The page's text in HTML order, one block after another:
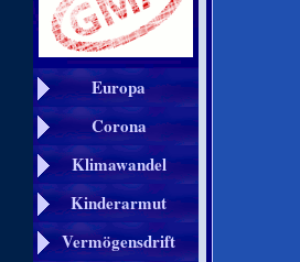
Europa
Corona
Klimawandel
Kinderarmut
Vermögensdrift